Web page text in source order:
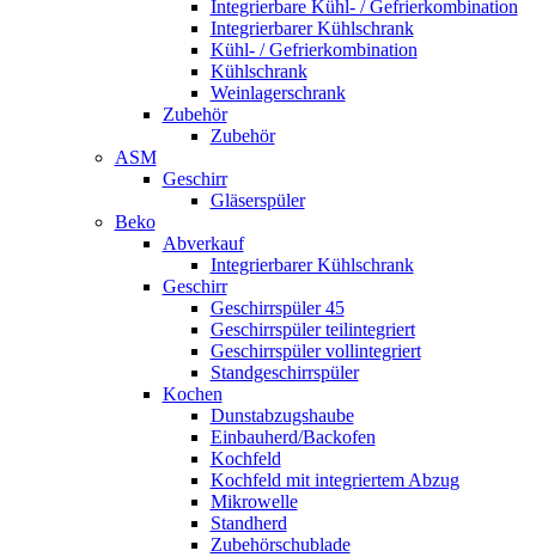
Integrierbare Kühl- / Gefrierkombination
Integrierbarer Kühlschrank
Kühl- / Gefrierkombination
Kühlschrank
Weinlagerschrank
Zubehör
Zubehör
ASM
Geschirr
Gläserspüler
Beko
Abverkauf
Integrierbarer Kühlschrank
Geschirr
Geschirrspüler 45
Geschirrspüler teilintegriert
Geschirrspüler vollintegriert
Standgeschirrspüler
Kochen
Dunstabzugshaube
Einbauherd/Backofen
Kochfeld
Kochfeld mit integriertem Abzug
Mikrowelle
Standherd
Zubehörschublade